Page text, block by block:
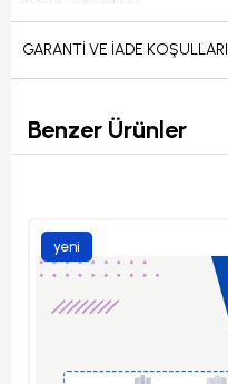
GARANTI VE İADE KOŞULLARI
Benzer Ürünler
yeni
ürün